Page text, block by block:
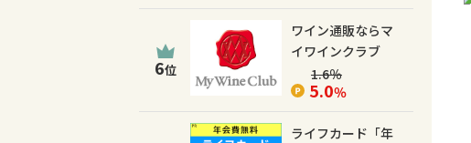
6位
ワイン通販ならマ
イワインクラブ
1.6％
5.0％
ライフカード「年